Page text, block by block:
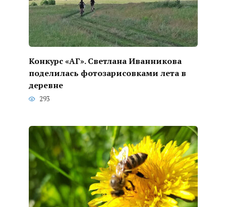
Конкурс «АГ». Светлана Иванникова
поделилась фотозарисовками лета в
деревне
293